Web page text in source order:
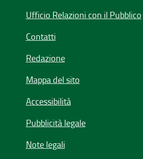
Ufficio Relazioni con il Pubblico
Contatti
Redazione
Mappa del sito
Accessibilità
Pubblicità legale
Note legali